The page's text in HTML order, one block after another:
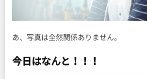
あ、写真は全然関係ありません。
今日はなんと！！！